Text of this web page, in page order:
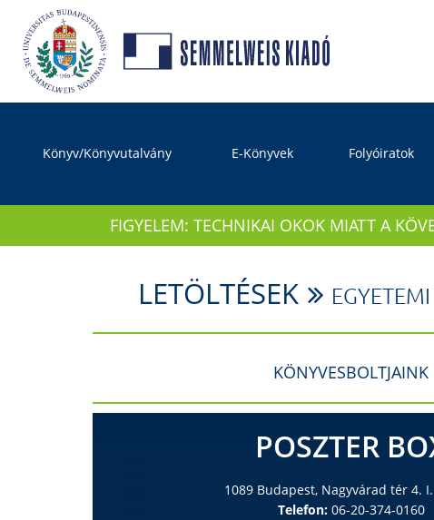
Könyv/Könyvutalvány E-Könyvek Folyóiratok
FIGYELEM: TECHNIKAI OKOK MIATT A
LETÖLTÉSEK
KÖNYVESBOLTJAINK
POSZTER
1089 Budapest, Nagyvárad tér 4.
Telefon:06-20-374-0160